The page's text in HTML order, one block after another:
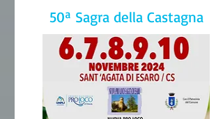
50ª Sagra della Castagna